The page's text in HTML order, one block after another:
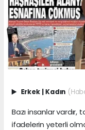
Erkek | Kadın
Bazı insanlar vardır,
ifadelerin yeterli